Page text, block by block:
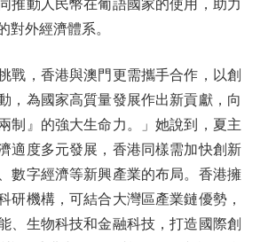
推動人民幣在葡語國家的使用，助力
對外經濟體系。
，香港與澳門更需攜手合作，以創
，為國家高質量發展作出新貢獻，向
制』的強大生命力。」她說到，夏主
適度多元發展，香港同樣需加快創新
數字經濟等新興產業的布局。香港擁
研機構，可結合大灣區產業鏈優勢，
、生物科技和金融科技，打造國際創